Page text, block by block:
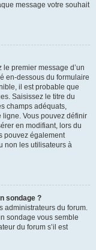
message votre souhait
premier message d’un
en-dessous du formulaire
il est probable que
Saisissez le titre du
champs adéquats,
Vous pouvez définir
en modifiant, lors du
pouvez également
non les utilisateurs à
sondage ?
administrateurs du forum.
sondage vous semble
du forum s’il est